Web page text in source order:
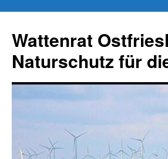
springen
Wattenrat
Naturschutz für